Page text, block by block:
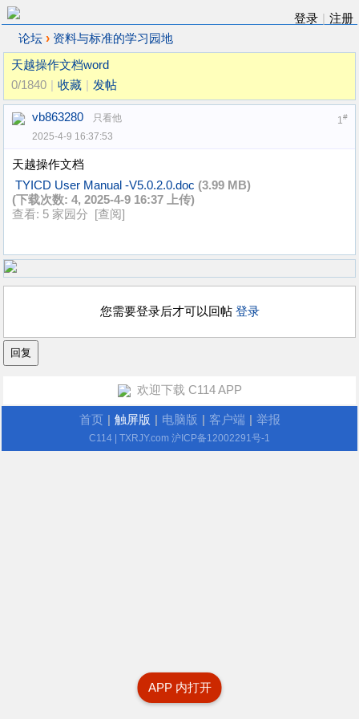
登录
注册
论坛 › 资料与标准的学习园地
天越操作文档word
0/1840
收藏 发帖
1#
vb863280
只看他
2025-4-9 16:37:53
天越操作文档
TYICD User Manual -V5.0.2.0.doc (3.99 MB)
(下载次数: 4, 2025-4-9 16:37 上传)
查看: 5 家园分 [查阅]
您需要登录后才可以回帖 登录
APP 内打开
欢迎下载 C114 APP
首页 触屏版 电脑版 客户端 举报
C114 | TXRJY.com 沪ICP备12002291号-1